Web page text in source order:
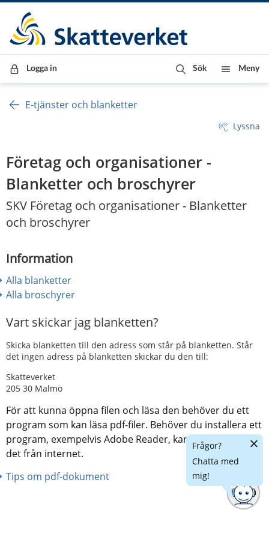
Till innehåll
Till navigationen
Till chattrobot
Logga in Sök Meny
E-tjänster och blanketter
Lyssna
Företag och organisationer -
Blanketter och broschyrer
SKV Företag och organisationer - Blanketter
och broschyrer
Information
Alla blanketter
Alla broschyrer
Vart skickar jag blanketten?
Skicka blanketten till den adress som står på blanketten. Står
det ingen adress på blanketten skickar du den till:
Skatteverket
205 30 Malmö
För att kunna öppna filen och läsa den behöver du ett
program som kan läsa pdf-filer. Behöver du installera ett
program, exempelvis Adobe Reader, kan du ladda ner
det från internet.
Tips om pdf-dokument
Frågor?
Chatta med
mig!
Dölj